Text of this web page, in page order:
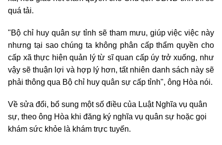
quá tải.
"Bộ chỉ huy quân sự tỉnh sẽ tham mưu, giúp việc việc này
nhưng tại sao chúng ta không phân cấp thẩm quyền cho
cấp xã thực hiện quản lý từ sĩ quan cấp úy trở xuống, như
vậy sẽ thuận lợi và hợp lý hơn, tất nhiên danh sách này sẽ
phải thông qua Bộ chỉ huy quân sự cấp tỉnh", ông Hòa nói.
Về sửa đổi, bổ sung một số điều của Luật Nghĩa vụ quân
sự, theo ông Hòa khi đăng ký nghĩa vụ quân sự hoặc gọi
khám sức khỏe là khám trực tuyến.